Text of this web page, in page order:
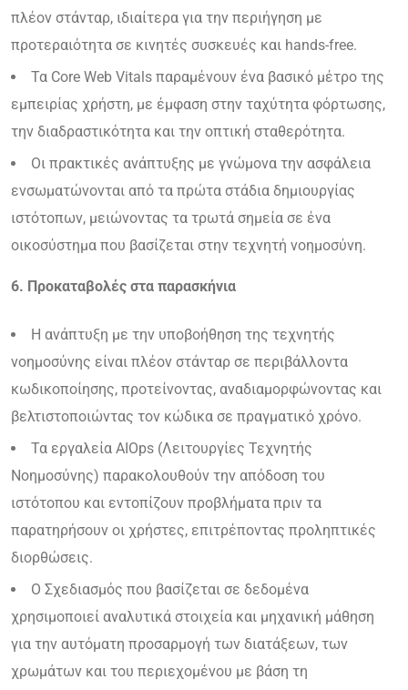
πλέον στάνταρ, ιδιαίτερα για την περιήγηση με
προτεραιότητα σε κινητές συσκευές και hands-free.
Τα Core Web Vitals παραμένουν ένα βασικό μέτρο της
εμπειρίας χρήστη, με έμφαση στην ταχύτητα φόρτωσης,
την διαδραστικότητα και την οπτική σταθερότητα.
Οι πρακτικές ανάπτυξης με γνώμονα την ασφάλεια
ενσωματώνονται από τα πρώτα στάδια δημιουργίας
ιστότοπων, μειώνοντας τα τρωτά σημεία σε ένα
οικοσύστημα που βασίζεται στην τεχνητή νοημοσύνη.
6. Προκαταβολές στα παρασκήνια
Η ανάπτυξη με την υποβοήθηση της τεχνητής
νοημοσύνης είναι πλέον στάνταρ σε περιβάλλοντα
κωδικοποίησης, προτείνοντας, αναδιαμορφώνοντας και
βελτιστοποιώντας τον κώδικα σε πραγματικό χρόνο.
Τα εργαλεία AIOps (Λειτουργίες Τεχνητής
Νοημοσύνης) παρακολουθούν την απόδοση του
ιστότοπου και εντοπίζουν προβλήματα πριν τα
παρατηρήσουν οι χρήστες, επιτρέποντας προληπτικές
διορθώσεις.
Ο Σχεδιασμός που βασίζεται σε δεδομένα
χρησιμοποιεί αναλυτικά στοιχεία και μηχανική μάθηση
για την αυτόματη προσαρμογή των διατάξεων, των
χρωμάτων και του περιεχομένου με βάση τη